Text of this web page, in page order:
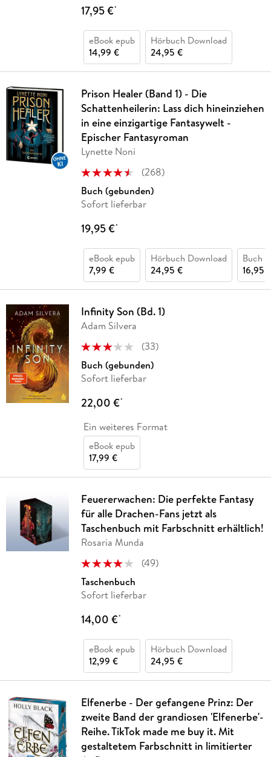
17,95 €*
eBook epub
14,99 €
Hörbuch Download
24,95 €
Prison Healer (Band 1) - Die
Schattenheilerin: Lass dich hineinziehen
in eine einzigartige Fantasywelt -
Epischer Fantasyroman
Lynette Noni
(268)
Buch (gebunden)
Sofort lieferbar
19,95 €*
eBook epub
7,99 €
Hörbuch Download
24,95 €
Buch
16,95
Infinity Son (Bd. 1)
Adam Silvera
(33)
Buch (gebunden)
Sofort lieferbar
22,00 €*
Ein weiteres Format
eBook epub
17,99 €
Feuererwachen: Die perfekte Fantasy
für alle Drachen-Fans jetzt als
Taschenbuch mit Farbschnitt erhältlich!
Rosaria Munda
(49)
Taschenbuch
Sofort lieferbar
14,00 €*
eBook epub
12,99 €
Hörbuch Download
24,95 €
Elfenerbe - Der gefangene Prinz: Der
zweite Band der grandiosen 'Elfenerbe'-
Reihe. TikTok made me buy it. Mit
gestaltetem Farbschnitt in limitierter